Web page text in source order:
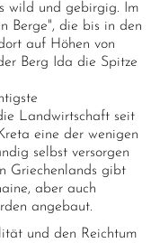
wild und gebirgig. Im
Berge", die bis in den
auf Höhen von
Berg Ida die Spitze
Landwirtschaft seit
eine der wenigen
selbst versorgen
Griechenlands gibt
aber auch
angebaut.
und den Reichtum